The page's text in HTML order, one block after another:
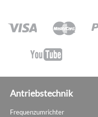
Antriebstechnik
Frequenzumrichter